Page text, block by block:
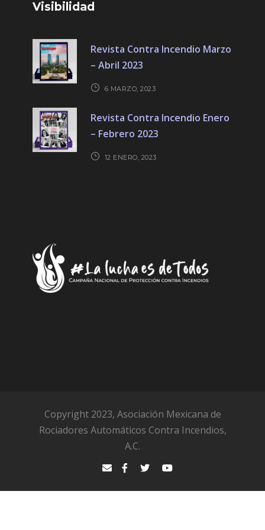
Visibilidad
Revista Contra Incendio Marzo
– Abril 2023
6 MARZO, 2023
Revista Contra Incendio Enero
– Febrero 2023
12 ENERO, 2023
Copyright 2023, Asociación Mexicana de
Rociadores Automáticos Contra Incendios,
A.C.